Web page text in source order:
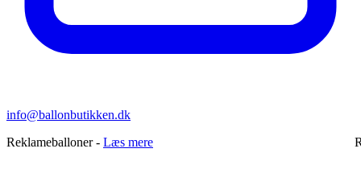
info@ballonbutikken.dk
Reklameballoner - Læs mere